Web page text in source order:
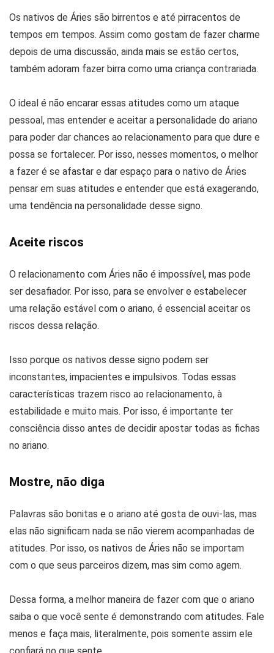
Os nativos de Áries são birrentos e até pirracentos de
tempos em tempos. Assim como gostam de fazer charme
depois de uma discussão, ainda mais se estão certos,
também adoram fazer birra como uma criança contrariada.
O ideal é não encarar essas atitudes como um ataque
pessoal, mas entender e aceitar a personalidade do ariano
para poder dar chances ao relacionamento para que dure e
possa se fortalecer. Por isso, nesses momentos, o melhor
a fazer é se afastar e dar espaço para o nativo de Áries
pensar em suas atitudes e entender que está exagerando,
uma tendência na personalidade desse signo.
Aceite riscos
O relacionamento com Áries não é impossível, mas pode
ser desafiador. Por isso, para se envolver e estabelecer
uma relação estável com o ariano, é essencial aceitar os
riscos dessa relação.
Isso porque os nativos desse signo podem ser
inconstantes, impacientes e impulsivos. Todas essas
características trazem risco ao relacionamento, à
estabilidade e muito mais. Por isso, é importante ter
consciência disso antes de decidir apostar todas as fichas
no ariano.
Mostre, não diga
Palavras são bonitas e o ariano até gosta de ouvi-las, mas
elas não significam nada se não vierem acompanhadas de
atitudes. Por isso, os nativos de Áries não se importam
com o que seus parceiros dizem, mas sim como agem.
Dessa forma, a melhor maneira de fazer com que o ariano
saiba o que você sente é demonstrando com atitudes. Fale
menos e faça mais, literalmente, pois somente assim ele
confiará no que sente.